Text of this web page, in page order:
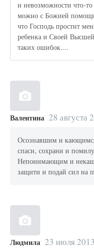
и невозможности что-
можно с Божией
что Господь простит
ребенка и Своей
таких ошибок....
Валентина 28 августа
Осознавшим и
спаси, сохрани и
Непонимающим и
защити и подай сил на
Людмила 23 июля